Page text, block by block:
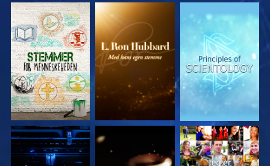
UDFORSK SERIEN UDFORSK SERIEN UDFORSK SERIEN